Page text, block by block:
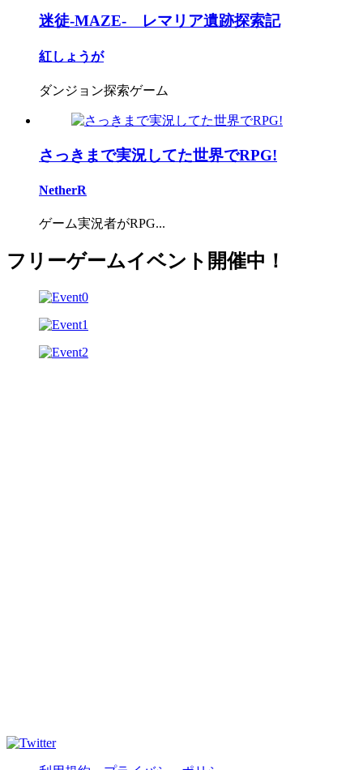
迷徒-MAZE- レマリア遺跡探索記
紅しょうが
ダンジョン探索ゲーム
さっきまで実況してた世界でRPG!
NetherR
ゲーム実況者がRPG...
フリーゲームイベント開催中！